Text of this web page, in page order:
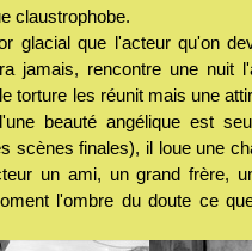
claustrophobe.
glacial que l'acteur qu'on
jamais, rencontre une nuit
torture les réunit mais une
beauté angélique est
scènes finales), il loue une
un ami, un grand frère,
l'ombre du doute ce